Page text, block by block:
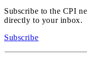
Subscribe to the CPI
directly to your inbox.
Subscribe